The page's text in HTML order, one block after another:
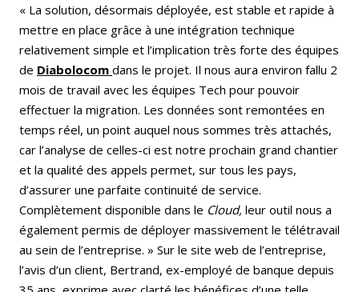
« La solution, désormais déployée, est stable et rapide à
mettre en place grâce à une intégration technique
relativement simple et l’implication très forte des équipes
de Diabolocom dans le projet. Il nous aura environ fallu 2
mois de travail avec les équipes Tech pour pouvoir
effectuer la migration. Les données sont remontées en
temps réel, un point auquel nous sommes très attachés,
car l’analyse de celles-ci est notre prochain grand chantier
et la qualité des appels permet, sur tous les pays,
d’assurer une parfaite continuité de service.
Complètement disponible dans le Cloud, leur outil nous a
également permis de déployer massivement le télétravail
au sein de l’entreprise. » Sur le site web de l’entreprise,
l’avis d’un client, Bertrand, ex-employé de banque depuis